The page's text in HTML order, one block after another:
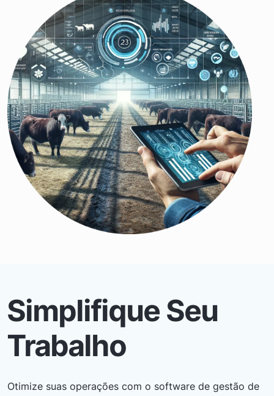
Simplifique Seu
Trabalho
Otimize suas operações com o software de gestão de